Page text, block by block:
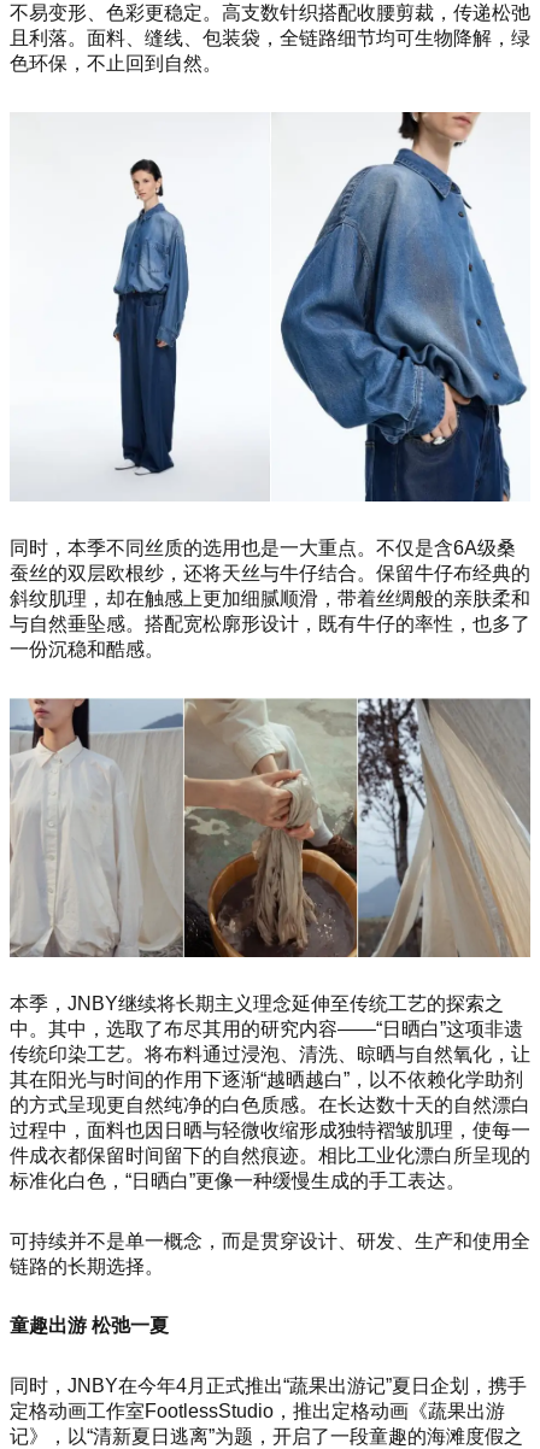
不易变形、色彩更稳定。高支数针织搭配收腰剪裁，传递松弛
且利落。面料、缝线、包装袋，全链路细节均可生物降解，绿
色环保，不止回到自然。
同时，本季不同丝质的选用也是一大重点。不仅是含6A级桑
蚕丝的双层欧根纱，还将天丝与牛仔结合。保留牛仔布经典的
斜纹肌理，却在触感上更加细腻顺滑，带着丝绸般的亲肤柔和
与自然垂坠感。搭配宽松廓形设计，既有牛仔的率性，也多了
一份沉稳和酷感。
本季，JNBY继续将长期主义理念延伸至传统工艺的探索之
中。其中，选取了布尽其用的研究内容——“日晒白”这项非遗
传统印染工艺。将布料通过浸泡、清洗、晾晒与自然氧化，让
其在阳光与时间的作用下逐渐“越晒越白”，以不依赖化学助剂
的方式呈现更自然纯净的白色质感。在长达数十天的自然漂白
过程中，面料也因日晒与轻微收缩形成独特褶皱肌理，使每一
件成衣都保留时间留下的自然痕迹。相比工业化漂白所呈现的
标准化白色，“日晒白”更像一种缓慢生成的手工表达。
可持续并不是单一概念，而是贯穿设计、研发、生产和使用全
链路的长期选择。
童趣出游 松弛一夏
同时，JNBY在今年4月正式推出“蔬果出游记”夏日企划，携手
定格动画工作室FootlessStudio，推出定格动画《蔬果出游
记》，以“清新夏日逃离”为题，开启了一段童趣的海滩度假之